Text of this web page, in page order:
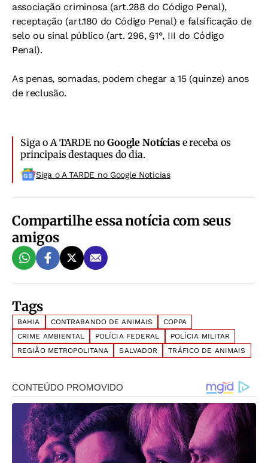
associação criminosa (art.288 do Código Penal),
receptação (art.180 do Código Penal) e falsificação de
selo ou sinal público (art. 296, §1°, III do Código
Penal).
As penas, somadas, podem chegar a 15 (quinze) anos
de reclusão.
Siga o A TARDE noGoogle Notíciase receba os
principais destaques do dia.
Siga o A TARDE no Google Noticias
Compartilhe essa notícia com seus
amigos
Tags
BAHIA CONTRABANDO DE ANIMAIS
COPPA
CRIME AMBIENTAL
POLÍCIA FEDERAL
POLÍCIA MILITAR
REGIÃO METROPOLITANA
SALVADOR TRÁFICO DE ANIMAIS